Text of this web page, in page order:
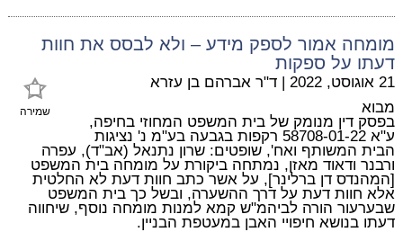
מומחה אמור לספק מידע – ולא לבסס את חוות
דעתו על ספקות
שמירה
21 אוגוסט, 2022 | ד"ר אברהם בן עזרא
מבוא
בפסק דין מנומק של בית המשפט המחוזי בחיפה,
ע"א 58708-01-22 רקפות בגבעה בע"מ נ' נציגות
הבית המשותף ואח', שופטים: שרון נתנאל (אב"ד), עפרה
ורבנר ודאוד מאזן, נמתחה ביקורת על מומחה בית המשפט
[המהנדס דן ברלינר], על אשר כתב חוות דעת לא החלטית
אלא חוות דעת על דרך ההשערה, ובשל כך בית המשפט
שבערעור הורה לביהמ"ש קמא למנות מומחה נוסף, שיחווה
דעתו בנושא חיפויי האבן במעטפת הבניין.